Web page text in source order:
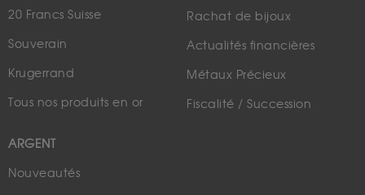
20 Francs Suisse
Souverain
Krugerrand
Tous nos produits en or
ARGENT
Nouveautés
Rachat de bijoux
Actualités financières
Métaux Précieux
Fiscalité / Succession